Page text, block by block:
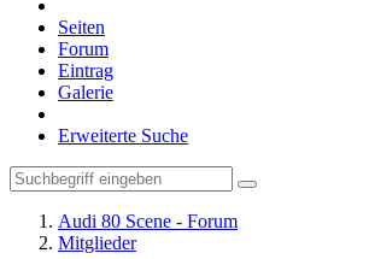
Seiten
Forum
Eintrag
Galerie
Erweiterte Suche
Audi 80 Scene - Forum
Mitglieder